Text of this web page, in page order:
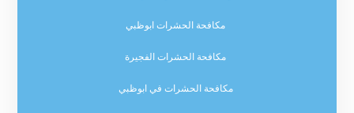
مكافحة الحشرات ابوظبي
مكافحة الحشرات الفجيرة
مكافحة الحشرات في ابوظبي